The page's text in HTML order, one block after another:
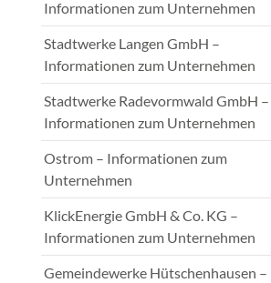
Informationen zum Unternehmen
Stadtwerke Langen GmbH –
Informationen zum Unternehmen
Stadtwerke Radevormwald GmbH –
Informationen zum Unternehmen
Ostrom – Informationen zum
Unternehmen
KlickEnergie GmbH & Co. KG –
Informationen zum Unternehmen
Gemeindewerke Hütschenhausen –